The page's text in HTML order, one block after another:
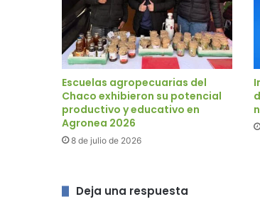
Escuelas agropecuarias del
Chaco exhibieron su potencial
productivo y educativo en
Agronea 2026
8 de julio de 2026
Deja una respuesta